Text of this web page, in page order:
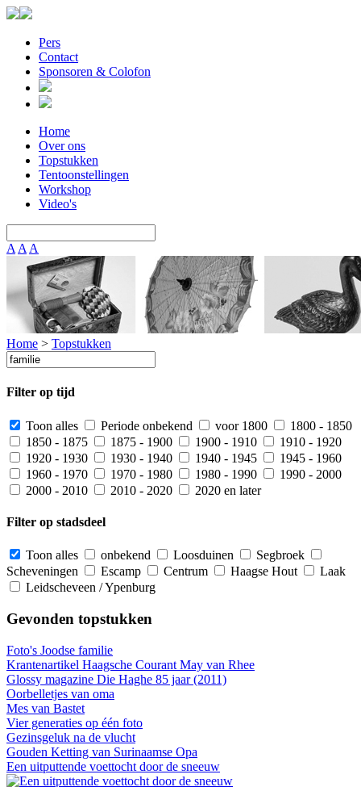
Pers
Contact
Sponsoren & Colofon
Home
Over ons
Topstukken
Tentoonstellingen
Workshop
Video's
A A A
Home > Topstukken
Filter op tijd
Toon alles Periode onbekend voor 1800
1800 - 1850
1850 - 1875
1875 - 1900 1900 - 1910
1910 - 1920
1920 - 1930
1930 - 1940 1940 - 1945
1945 - 1960
1960 - 1970
1970 - 1980 1980 - 1990
1990 - 2000
2000 - 2010
2010 - 2020 2020 en later
Filter op stadsdeel
Toon alles onbekend Loosduinen
Segbroek
Scheveningen
Escamp Centrum Haagse Hout
Laak
Leidscheveen / Ypenburg
Gevonden topstukken
Foto's Joodse familie
Krantenartikel Haagsche Courant May van Rhee
Glossy magazine Die Haghe 85 jaar (2011)
Oorbelletjes van oma
Mes van Bastet
Vier generaties op één foto
Gezinsgeluk na de vlucht
Gouden Ketting van Surinaamse Opa
Een uitputtende voettocht door de sneeuw